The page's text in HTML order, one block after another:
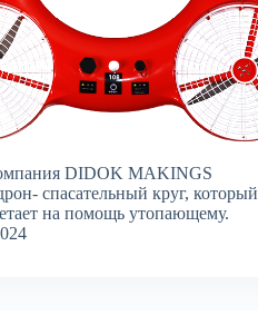
DIDOK MAKINGS
спасательный круг, который
на помощь утопающему.